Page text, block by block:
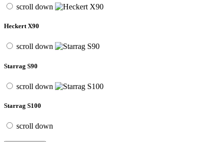
scroll down
Heckert X90
scroll down
Starrag S90
scroll down
Starrag S100
scroll down